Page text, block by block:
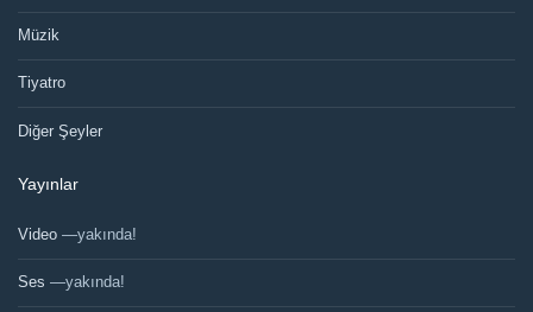
Müzik
Tiyatro
Diğer Şeyler
Yayınlar
Video —yakında!
Ses —yakında!